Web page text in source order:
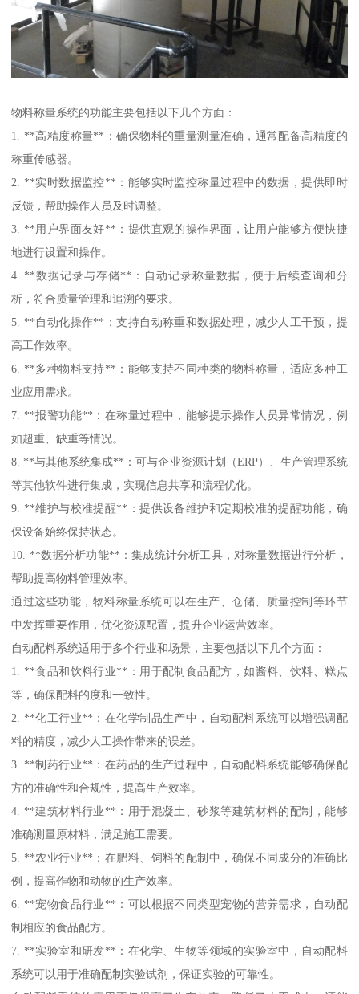
物料称量系统的功能主要包括以下几个方面：
1. **高精度称量**：确保物料的重量测量准确，通常配备高精度的
称重传感器。
2. **实时数据监控**：能够实时监控称量过程中的数据，提供即时
反馈，帮助操作人员及时调整。
3. **用户界面友好**：提供直观的操作界面，让用户能够方便快捷
地进行设置和操作。
4. **数据记录与存储**：自动记录称量数据，便于后续查询和分
析，符合质量管理和追溯的要求。
5. **自动化操作**：支持自动称重和数据处理，减少人工干预，提
高工作效率。
6. **多种物料支持**：能够支持不同种类的物料称量，适应多种工
业应用需求。
7. **报警功能**：在称量过程中，能够提示操作人员异常情况，例
如超重、缺重等情况。
8. **与其他系统集成**：可与企业资源计划（ERP）、生产管理系统
等其他软件进行集成，实现信息共享和流程优化。
9. **维护与校准提醒**：提供设备维护和定期校准的提醒功能，确
保设备始终保持状态。
10. **数据分析功能**：集成统计分析工具，对称量数据进行分析，
帮助提高物料管理效率。
通过这些功能，物料称量系统可以在生产、仓储、质量控制等环节
中发挥重要作用，优化资源配置，提升企业运营效率。
自动配料系统适用于多个行业和场景，主要包括以下几个方面：
1. **食品和饮料行业**：用于配制食品配方，如酱料、饮料、糕点
等，确保配料的度和一致性。
2. **化工行业**：在化学制品生产中，自动配料系统可以增强调配
料的精度，减少人工操作带来的误差。
3. **制药行业**：在药品的生产过程中，自动配料系统能够确保配
方的准确性和合规性，提高生产效率。
4. **建筑材料行业**：用于混凝土、砂浆等建筑材料的配制，能够
准确测量原材料，满足施工需要。
5. **农业行业**：在肥料、饲料的配制中，确保不同成分的准确比
例，提高作物和动物的生产效率。
6. **宠物食品行业**：可以根据不同类型宠物的营养需求，自动配
制相应的食品配方。
7. **实验室和研发**：在化学、生物等领域的实验室中，自动配料
系统可以用于准确配制实验试剂，保证实验的可靠性。